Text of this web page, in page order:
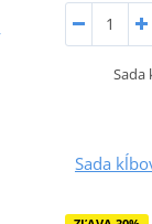
Sada
Sada